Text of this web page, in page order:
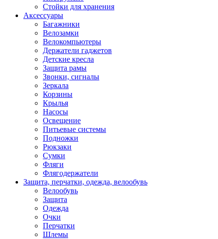
Стойки для хранения
Аксессуары
Багажники
Велозамки
Велокомпьютеры
Держатели гаджетов
Детские кресла
Защита рамы
Звонки, сигналы
Зеркала
Корзины
Крылья
Насосы
Освещение
Питьевые системы
Подножки
Рюкзаки
Сумки
Фляги
Флягодержатели
Защита, перчатки, одежда, велообувь
Велообувь
Защита
Одежда
Очки
Перчатки
Шлемы